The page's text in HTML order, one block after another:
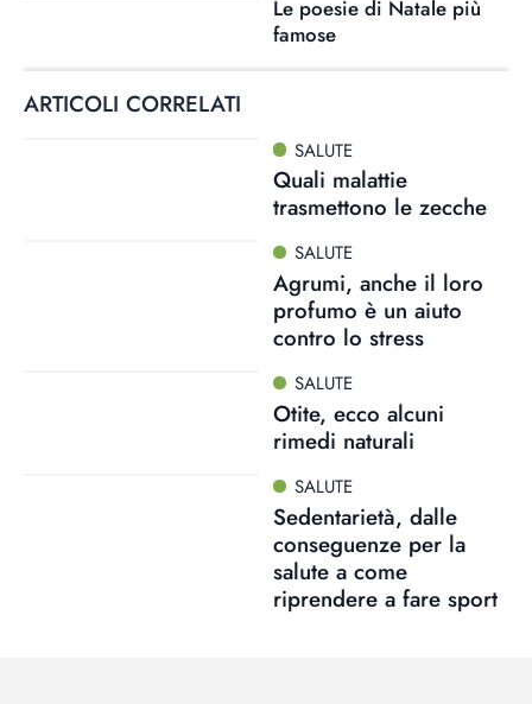
Le poesie di Natale più
famose
ARTICOLI CORRELATI
SALUTE
Quali malattie
trasmettono le zecche
SALUTE
Agrumi, anche il loro
profumo è un aiuto
contro lo stress
SALUTE
Otite, ecco alcuni
rimedi naturali
SALUTE
Sedentarietà, dalle
conseguenze per la
salute a come
riprendere a fare sport